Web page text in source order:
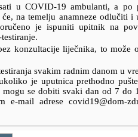
u COVID-19 ambulanti, a po
na temelju anamneze odlučiti i
je ispuniti upitnik na
konzultacije liječnika, to može
svakim radnim danom u
je uputnica prethodno
se dobiti svaki dan od 7 do
mail adrese covid19@dom-